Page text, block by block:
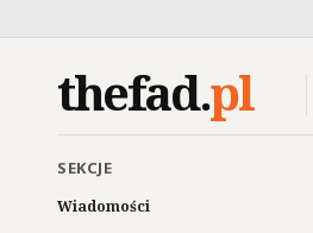
thefad.pl
SEKCJE
Wiadomości